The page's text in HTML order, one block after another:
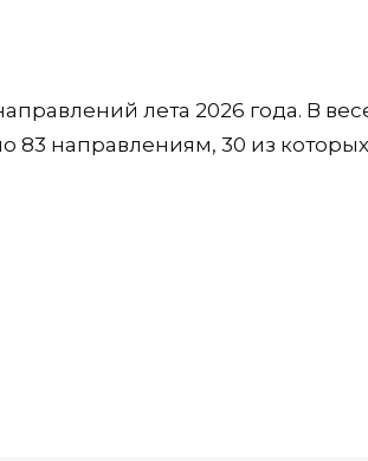
лета 2026 года. В
83 направлениям, 30 из